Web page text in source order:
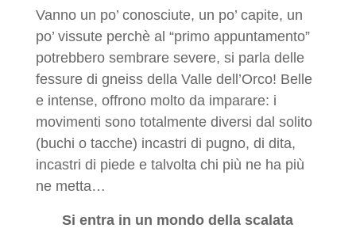
Vanno un po’ conosciute, un po’ capite, un
po’ vissute perchè al “primo appuntamento”
potrebbero sembrare severe, si parla delle
fessure di gneiss della Valle dell’Orco! Belle
e intense, offrono molto da imparare: i
movimenti sono totalmente diversi dal solito
(buchi o tacche) incastri di pugno, di dita,
incastri di piede e talvolta chi più ne ha più
ne metta…
Si entra in un mondo della scalata